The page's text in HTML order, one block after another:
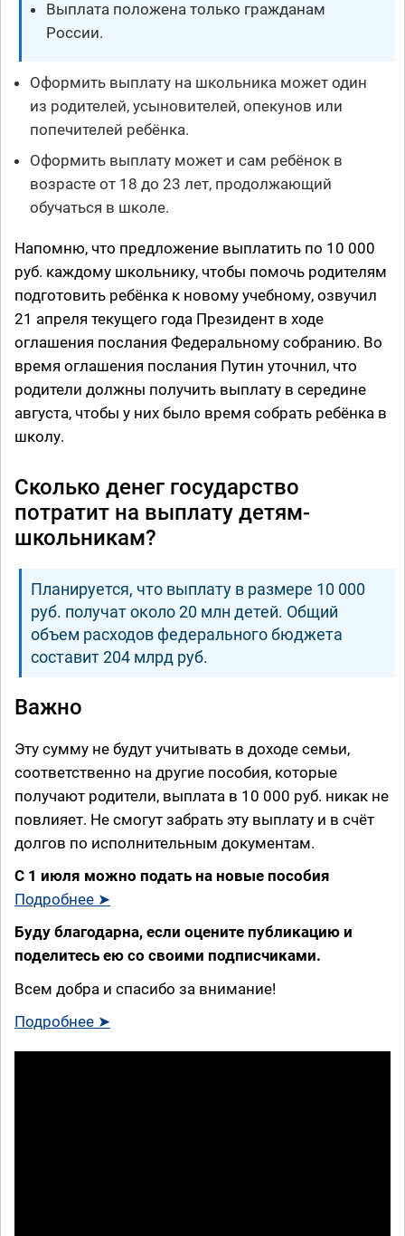
Выплата положена только гражданам
России.
Оформить выплату на школьника может один
из родителей, усыновителей, опекунов или
попечителей ребёнка.
Оформить выплату может и сам ребёнок в
возрасте от 18 до 23 лет, продолжающий
обучаться в школе.
Напомню, что предложение выплатить по 10 000
руб. каждому школьнику, чтобы помочь родителям
подготовить ребёнка к новому учебному, озвучил
21 апреля текущего года Президент в ходе
оглашения послания Федеральному собранию. Во
время оглашения послания Путин уточнил, что
родители должны получить выплату в середине
августа, чтобы у них было время собрать ребёнка в
школу.
Сколько денег государство
потратит на выплату детям-
школьникам?
Планируется, что выплату в размере 10 000
руб. получат около 20 млн детей. Общий
объем расходов федерального бюджета
составит 204 млрд руб.
Важно
Эту сумму не будут учитывать в доходе семьи,
соответственно на другие пособия, которые
получают родители, выплата в 10 000 руб. никак не
повлияет. Не смогут забрать эту выплату и в счёт
долгов по исполнительным документам.
С 1 июля можно подать на новые пособия
Подробнее ➤
Буду благодарна, если оцените публикацию и
поделитесь ею со своими подписчиками.
Всем добра и спасибо за внимание!
Подробнее ➤